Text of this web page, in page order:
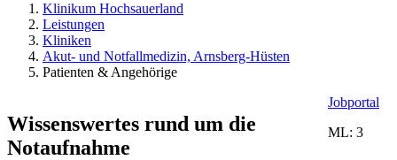
Klinikum Hochsauerland
Leistungen
Kliniken
Akut- und Notfallmedizin, Arnsberg-Hüsten
Patienten & Angehörige
Wissenswertes rund um die
Notaufnahme
Jobportal
ML: 3